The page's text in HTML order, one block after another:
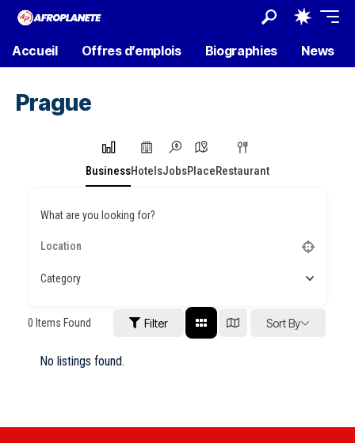
Accueil Offres d’emplois Biographies News
Prague
BusinessHotelsJobsPlaceRestaurant
What are you looking for?
Category
0 Items Found Filter Sort By
No listings found.